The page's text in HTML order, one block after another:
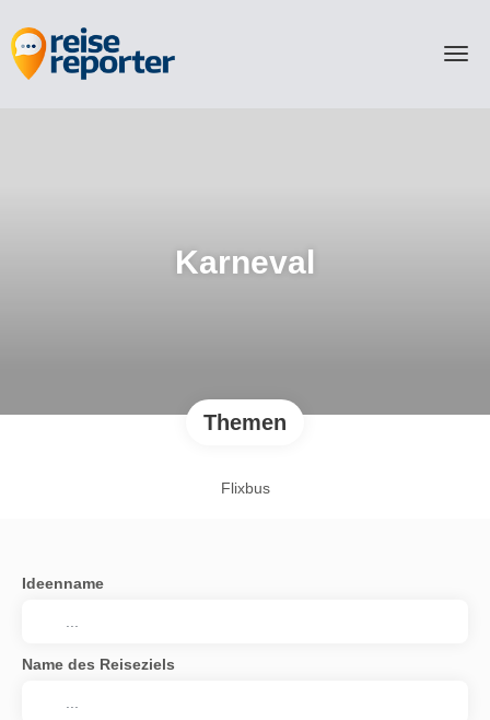
Karneval
Themen
Flixbus
Ideenname
Name des Reiseziels